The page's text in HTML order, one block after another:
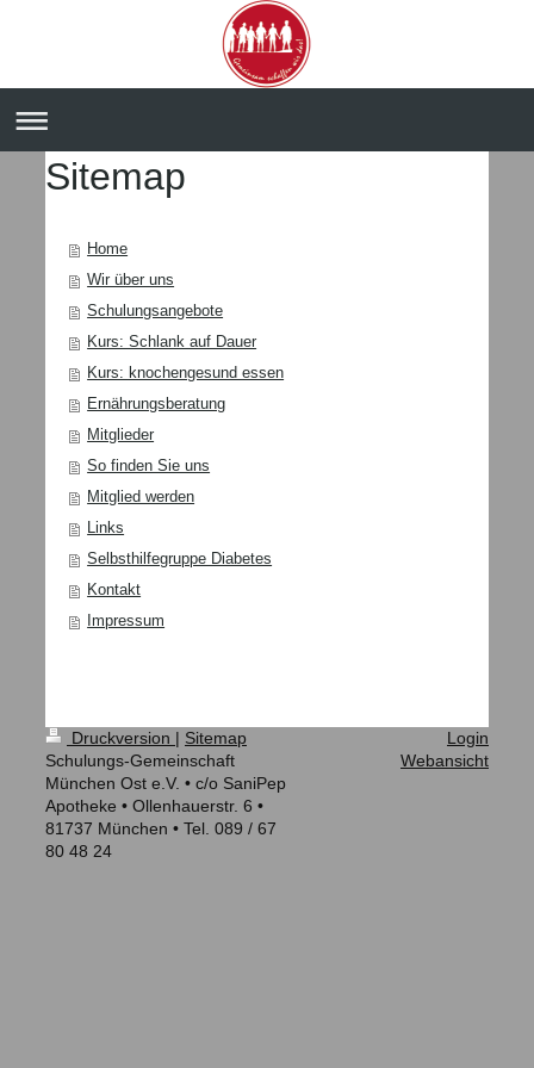
Sitemap
Home
Wir über uns
Schulungsangebote
Kurs: Schlank auf Dauer
Kurs: knochengesund essen
Ernährungsberatung
Mitglieder
So finden Sie uns
Mitglied werden
Links
Selbsthilfegruppe Diabetes
Kontakt
Impressum
Druckversion | Sitemap
Schulungs-Gemeinschaft
München Ost e.V. • c/o SaniPep
Apotheke • Ollenhauerstr. 6 •
81737 München • Tel. 089 / 67
80 48 24
Login
Webansicht